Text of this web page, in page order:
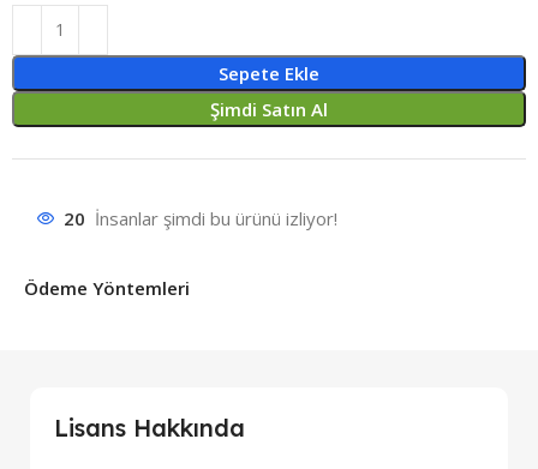
Sepete Ekle
Şimdi Satın Al
20 İnsanlar şimdi bu ürünü izliyor!
Ödeme Yöntemleri
Lisans Hakkında